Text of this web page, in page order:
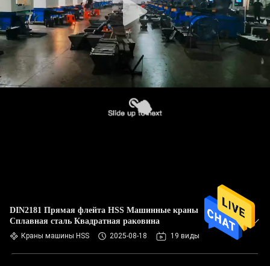
DIN2181 Прямая флейта HSS Машинные краны
Сплавная сталь Квадратная раковина
Краны машины HSS 2025-08-18 19 виды